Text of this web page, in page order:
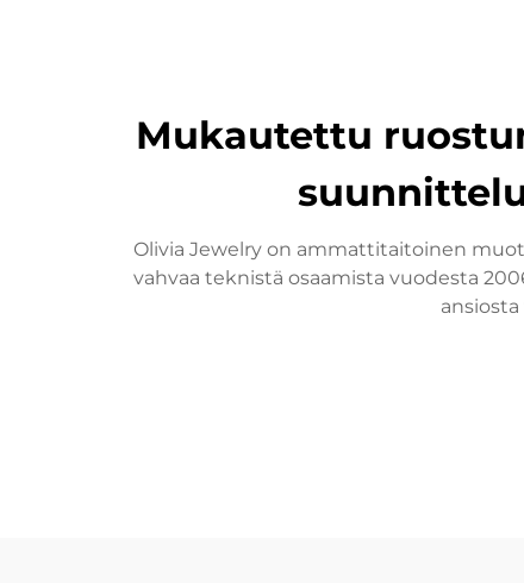
Mukautettu
Olivia Jewelry on ammattitaitoinen
vahvaa teknistä osaamista vuodesta